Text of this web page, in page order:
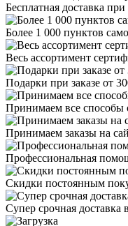
Бесплатная доставка
Более 1 000 пунктов
Весь ассортимент
Подарки при заказе от
Принимаем все способы
Принимаем заказы на
Профессиональная
Скидки постоянным
Супер срочная доставка